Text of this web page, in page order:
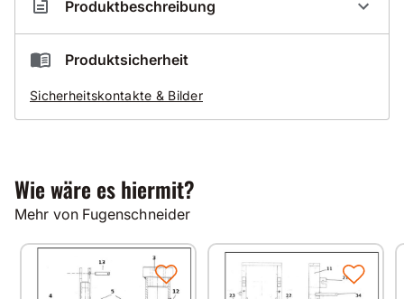
Produktbeschreibung
4 - Ersatzteil - Doppelwinkel
Produktsicherheit
Sicherheitskontakte & Bilder
Wie wäre es hiermit?
Mehr von Fugenschneider